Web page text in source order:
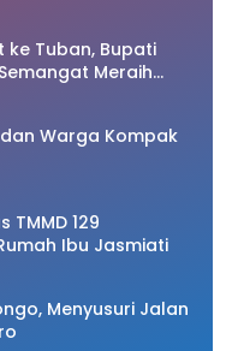
ke Tuban, Bupati
Meraih
dan Warga Kompak
129
Ibu Jasmiati
Menyusuri Jalan